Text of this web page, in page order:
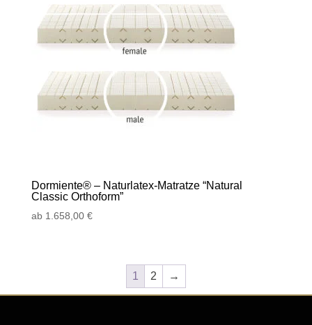
Dormiente® – Naturlatex-Matratze “Natural
Classic Orthoform”
ab 1.658,00 €
1 2 →